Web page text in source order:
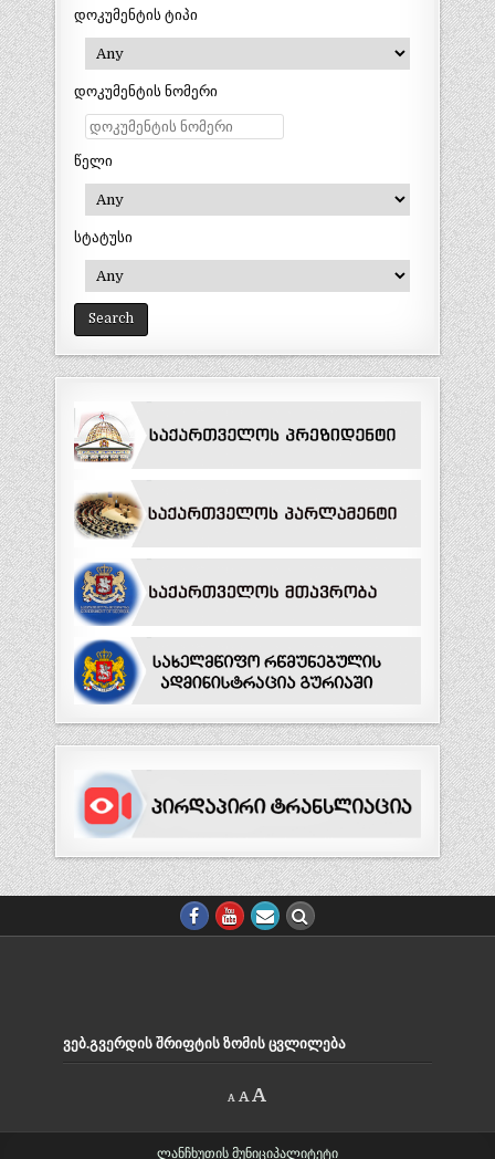
დოკუმენტის ტიპი
დოკუმენტის ნომერი
წელი
სტატუსი
ᲕᲔᲑ.ᲒᲕᲔᲠᲓᲘᲡ ᲨᲠᲘᲤᲢᲘᲡ ᲖᲝᲛᲘᲡ ᲪᲕᲚᲘᲚᲔᲑᲐ
A
Decrease
font
A Reset
size.
A
size.
ლანჩხუთის მუნიციპალიტეტი